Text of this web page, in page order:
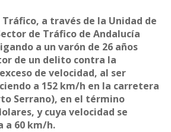
a través de la Unidad de
de Tráfico de Andalucía
a un varón de 26 años
de un delito contra la
de velocidad, al ser
a 152 km/h en la carretera
Serrano), en el término
y cuya velocidad se
a 60 km/h.